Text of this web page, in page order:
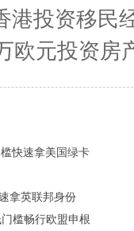
港投资移民
欧元投资房
快速拿美国绿卡
拿英联邦身份
槛畅行欧盟申根